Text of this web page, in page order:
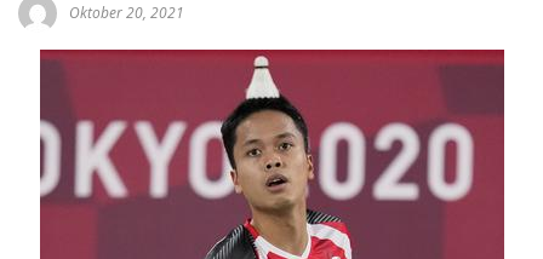
Oktober 20, 2021